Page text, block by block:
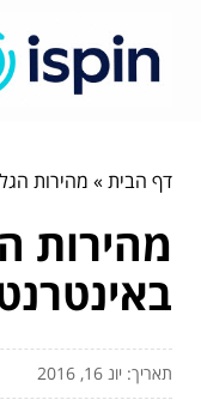
דף הבית» מהירות
מהירות
תאריך: יונ 16, 2016